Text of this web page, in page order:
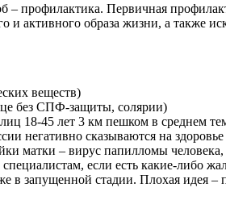
профилактика. Первичная
и активного образа жизни, а также
веществ)
без СПФ-защиты, солярии)
18-45 лет 3 км пешком в среднем
негативно сказываются на здоровье
матки – вирус папилломы человека,
если есть какие-либо
в запущенной стадии. Плохая идея